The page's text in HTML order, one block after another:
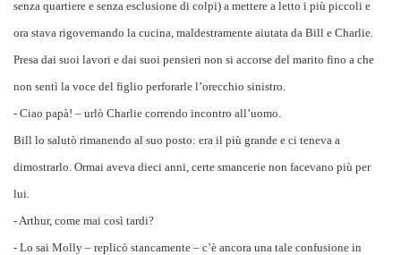
senza quartiere e senza esclusione di colpi) a mettere a letto i più piccoli e
ora stava rigovernando la cucina, maldestramente aiutata da Bill e Charlie.
Presa dai suoi lavori e dai suoi pensieri non si accorse del marito fino a che
non sentì la voce del figlio perforarle l’orecchio sinistro.
- Ciao papà! – urlò Charlie correndo incontro all’uomo.
Bill lo salutò rimanendo al suo posto: era il più grande e ci teneva a
dimostrarlo. Ormai aveva dieci anni, certe smancerie non facevano più per
lui.
- Arthur, come mai così tardi?
- Lo sai Molly – replicò stancamente – c’è ancora una tale confusione in